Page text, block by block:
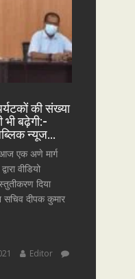
की संख्या
भी बढ़ेगी:-
न्यूज…
एक अणे मार्ग
वीडियो
दिया
सचिव दीपक कुमार
Editor